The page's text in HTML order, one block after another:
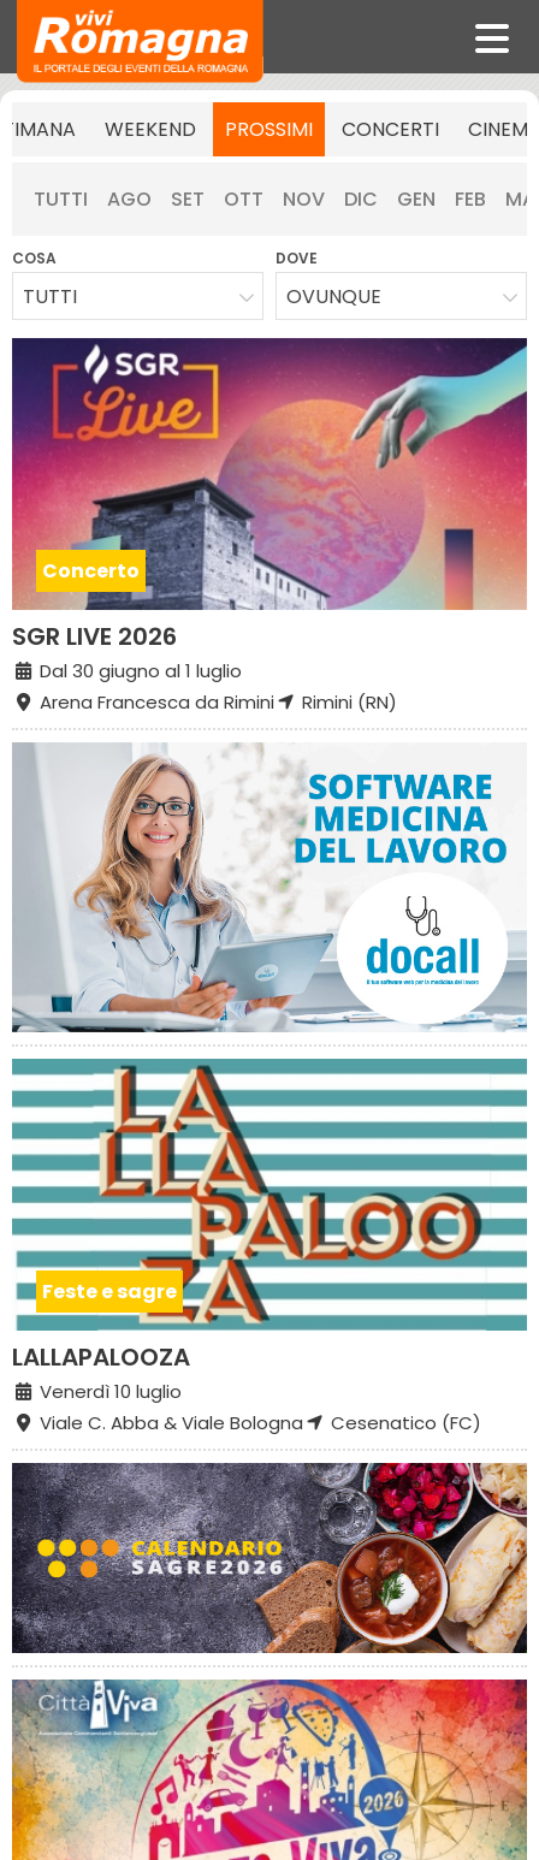
WEEKEND PROSSIMI CONCERTI
TUTTI AGO SET OTT NOV DIC GEN FEB
COSA
TUTTI
DOVE
OVUNQUE
Concerto
SGR LIVE 2026
Dal 30 giugno al 1 luglio
Arena Francesca da Rimini
Rimini (RN)
Feste e sagre
LALLAPALOOZA
Venerdì 10 luglio
Viale C. Abba & Viale Bologna
Cesenatico (FC)